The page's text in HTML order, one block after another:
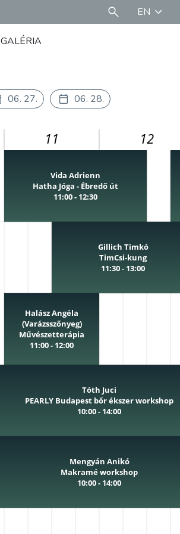
EN
GALÉRIA
06. 27. 06. 28.
11 12
Vida Adrienn
Hatha Jóga - Ébredő út
11:00 - 12:30
Gillich Timkó
TimCsi-kung
11:30 - 13:00
Halász Angéla
(Varázsszőnyeg)
Művészetterápia
11:00 - 12:00
Tóth Juci
PEARLY Budapest bőr ékszer workshop
10:00 - 14:00
Mengyán Anikó
Makramé workshop
10:00 - 14:00